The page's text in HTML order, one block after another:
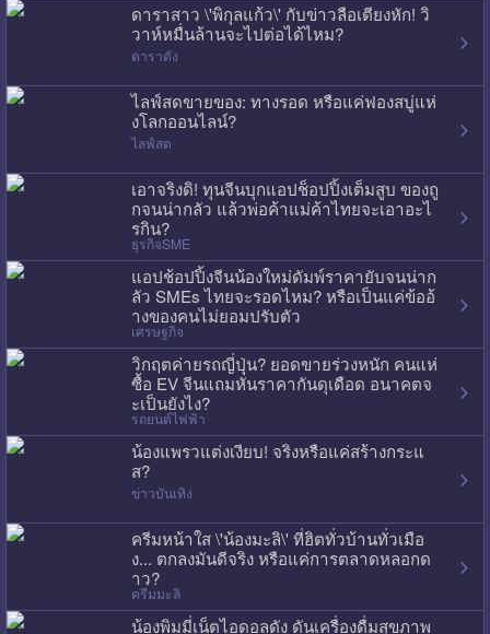
ดาราสาว \'พิกุลแก้ว\' กับข่าวลือเตียงหัก! วิ
วาห์หมื่นล้านจะไปต่อได้ไหม?
ดาราดัง
ไลฟ์สดขายของ: ทางรอด หรือแค่ฟองสบู่แห่
งโลกออนไลน์?
ไลฟ์สด
เอาจริงดิ! ทุนจีนบุกแอปช็อปปิ้งเต็มสูบ ของถู
กจนน่ากลัว แล้วพ่อค้าแม่ค้าไทยจะเอาอะไ
รกิน?
ธุรกิจSME
แอปช้อปปิ้งจีนน้องใหม่ดัมพ์ราคายับจนน่าก
ลัว SMEs ไทยจะรอดไหม? หรือเป็นแค่ข้ออ้
างของคนไม่ยอมปรับตัว
เศรษฐกิจ
วิกฤตค่ายรถญี่ปุ่น? ยอดขายร่วงหนัก คนแห่
ซื้อ EV จีนแถมหั่นราคากันดุเดือด อนาคตจ
ะเป็นยังไง?
รถยนต์ไฟฟ้า
น้องแพรวแต่งเงียบ! จริงหรือแค่สร้างกระแ
ส?
ข่าวบันเทิง
ครีมหน้าใส \'น้องมะลิ\' ที่ฮิตทั่วบ้านทั่วเมือ
ง... ตกลงมันดีจริง หรือแค่การตลาดหลอกด
าว?
ครีมมะลิ
น้องพิมมี่เน็ตไอดอลดัง ดันเครื่องดื่มสุขภาพ